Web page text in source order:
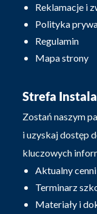
Reklamacje i
Polityka
Regulamin
Mapa strony
Strefa
Zostań naszym
i uzyskaj dostęp
kluczowych
Aktualny
Terminarz
Materiały i